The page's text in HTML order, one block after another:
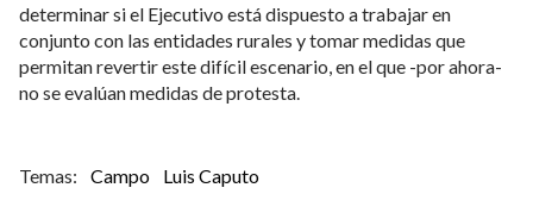
determinar si el Ejecutivo está dispuesto a trabajar en
conjunto con las entidades rurales y tomar medidas que
permitan revertir este difícil escenario, en el que -por ahora-
no se evalúan medidas de protesta.
Campo Luis Caputo